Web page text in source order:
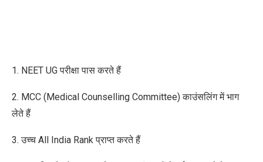
1. NEET UG परीक्षा पास करते हैं
2. MCC (Medical Counselling Committee) काउंसलिंग में भाग
लेते हैं
3. उच्च All India Rank प्राप्त करते हैं